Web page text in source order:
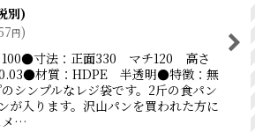
別)
円)
寸法：正面330 マチ120 高さ
材質：HDPE 半透明●特徴：無
シンプルなレジ袋です。2斤の食パン
が入ります。沢山パンを買われた方に
メ…